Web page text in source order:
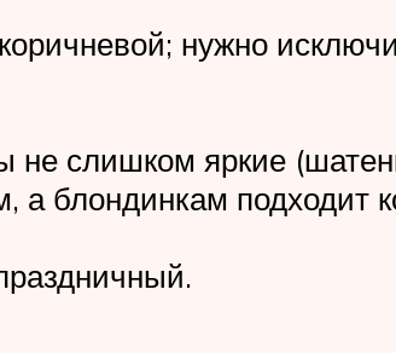
нужно
не слишком яркие
а блондинкам подходит